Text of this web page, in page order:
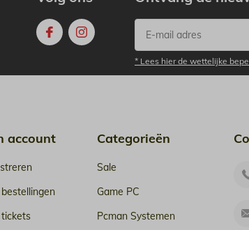
* Lees hier de wettelijke
account Categorieën
Sale
Game PC
Pcman Systemen